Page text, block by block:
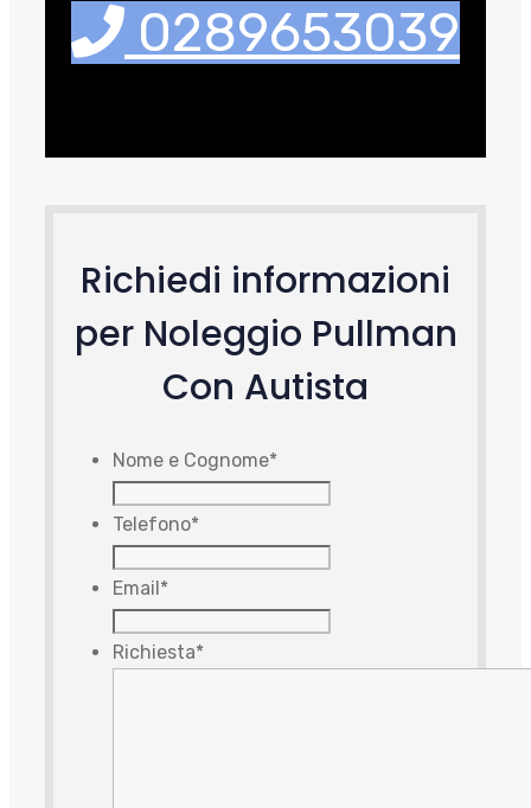
0289653039
Richiedi informazioni
per Noleggio Pullman
Con Autista
Nome e Cognome*
Telefono*
Email*
Richiesta*